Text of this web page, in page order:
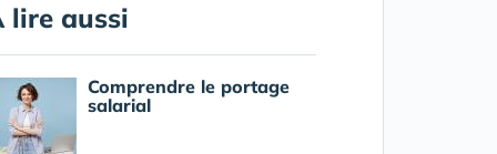
lire aussi
Comprendre le portage
salarial